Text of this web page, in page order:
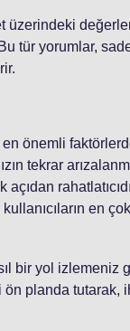
üzerindeki
tür yorumlar,
önemli
tekrar
en
bir yol izlemeniz
planda tutarak,